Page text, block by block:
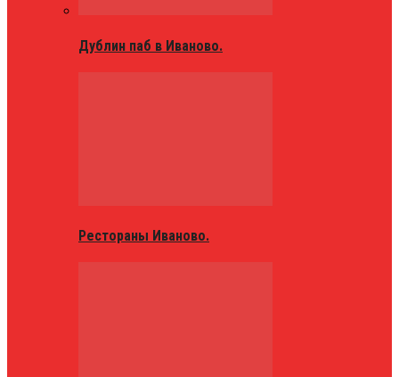
Дублин паб в Иваново.
Рестораны Иваново.